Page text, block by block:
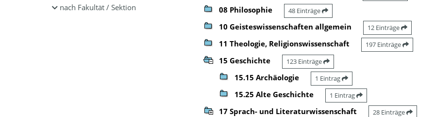
nach Fakultät / Sektion
08 Philosophie 48 Einträge
10 Geisteswissenschaften allgemein 12 Einträge
11 Theologie, Religionswissenschaft 197 Einträge
15 Geschichte 123 Einträge
15.15 Archäologie 1 Eintrag
15.25 Alte Geschichte 1 Eintrag
17 Sprach- und Literaturwissenschaft 28 Einträge